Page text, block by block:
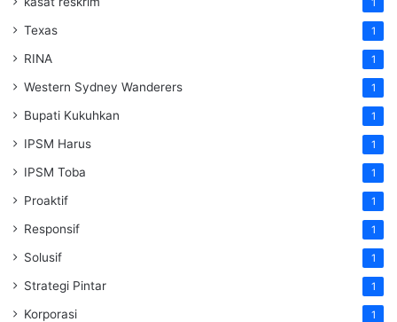
1
Texas 1
RINA 1
Western Sydney Wanderers 1
Bupati Kukuhkan 1
IPSM Harus 1
IPSM Toba 1
Proaktif 1
Responsif 1
Solusif 1
Strategi Pintar 1
Korporasi 1